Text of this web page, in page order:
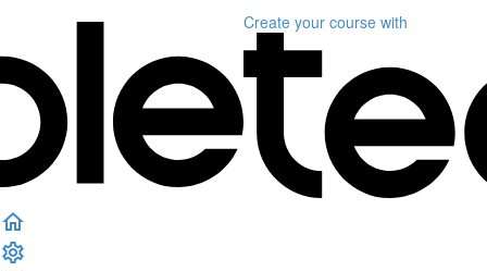
Create your course with